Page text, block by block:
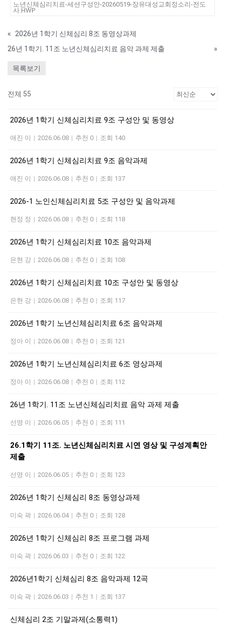
노년신체심리치료-세션구성안-20260519-장유대성교회정소리-전도
사.HWP
«
2026년 1학기 신체심리 8조 동영상과제
26년 1학기. 11조 노년신체심리치료 음악 과제 제출
»
목록보기
전체 55
2026년 1학기 신체심리치료 9조 구성안 및 동영상
애진 이 | 2026.06.08 | 추천 0 | 조회 140
2026년 1학기 신체심리치료 9조 음악과제
애진 이 | 2026.06.08 | 추천 0 | 조회 137
2026-1 노인신체심리치료 5조 구성안 및 음악과제
현정 정 | 2026.06.08 | 추천 0 | 조회 118
2026년 1학기 신체심리치료 10조 음악과제
은현 강 | 2026.06.08 | 추천 0 | 조회 108
2026년 1학기 신체심리치료 10조 구성안 및 동영상
은현 강 | 2026.06.08 | 추천 0 | 조회 117
2026년 1학기 노년신체심리치료 6조 음악과제
정아 이 | 2026.06.08 | 추천 0 | 조회 121
2026년 1학기 노년신체심리치료 6조 영상과제
정아 이 | 2026.06.08 | 추천 0 | 조회 112
26년 1학기. 11조 노년신체심리치료 음악 과제 제출
선영 이 | 2026.06.05 | 추천 0 | 조회 111
26.1학기 11조. 노년신체심리치료 시연 영상 및 구성계획안
제출
선영 이 | 2026.06.05 | 추천 0 | 조회 123
2026년 1학기 신체심리 8조 동영상과제
미숙 곽 | 2026.06.04 | 추천 0 | 조회 128
2026년 1학기 신체심리 8조 프로그램 과제
미숙 곽 | 2026.06.03 | 추천 0 | 조회 122
2026년1학기 신체심리 8조 음악과제 12곡
미숙 곽 | 2026.06.03 | 추천 1 | 조회 137
신체심리 2조 기말과제(소통력1)